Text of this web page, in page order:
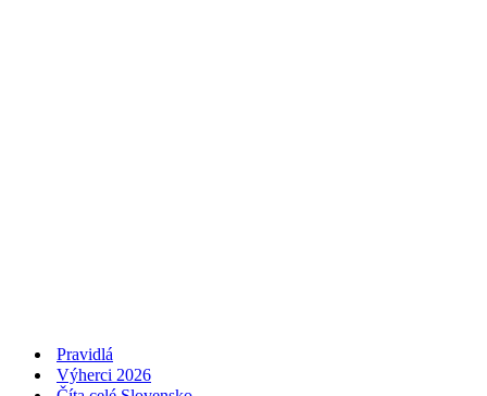
Pravidlá
Výherci 2026